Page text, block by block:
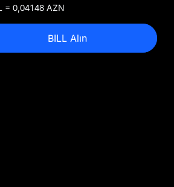
= 0,04148 AZN
BILL Alın